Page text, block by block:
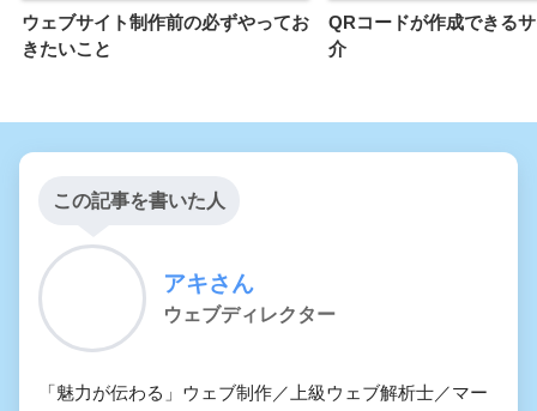
ウェブサイト制作前の必ずやってお
きたいこと
QRコードが作成できる
介
この記事を書いた人
アキさん
ウェブディレクター
「魅力が伝わる」ウェブ制作／上級ウェブ解析士／マー